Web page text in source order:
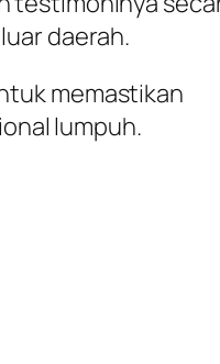
daerah.
memastikan
lumpuh.